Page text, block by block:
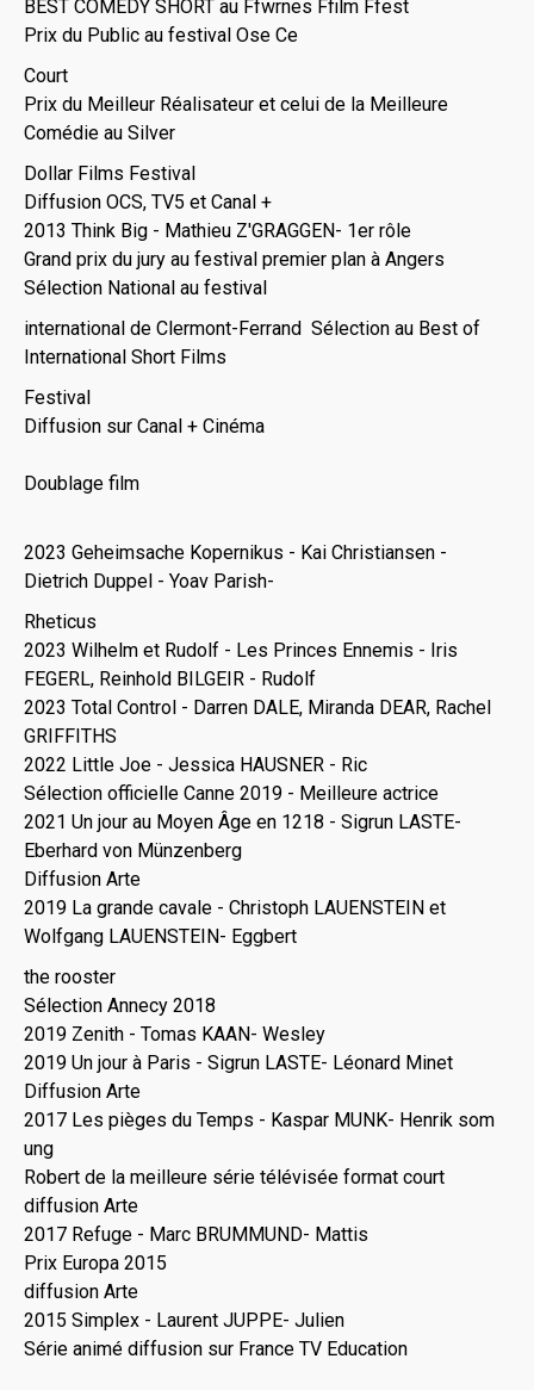
BEST COMEDY SHORT au Ffwrnes Ffilm Ffest
Prix du Public au festival Ose Ce
Court
Prix du Meilleur Réalisateur et celui de la Meilleure
Comédie au Silver
Dollar Films Festival
Diffusion OCS, TV5 et Canal +
2013 Think Big - Mathieu Z'GRAGGEN- 1er rôle
Grand prix du jury au festival premier plan à Angers
Sélection National au festival
international de Clermont-Ferrand Sélection au Best of
International Short Films
Festival
Diffusion sur Canal + Cinéma
Doublage film
2023 Geheimsache Kopernikus - Kai Christiansen -
Dietrich Duppel - Yoav Parish-
Rheticus
2023 Wilhelm et Rudolf - Les Princes Ennemis - Iris
FEGERL, Reinhold BILGEIR - Rudolf
2023 Total Control - Darren DALE, Miranda DEAR, Rachel
GRIFFITHS
2022 Little Joe - Jessica HAUSNER - Ric
Sélection officielle Canne 2019 - Meilleure actrice
2021 Un jour au Moyen Âge en 1218 - Sigrun LASTE-
Eberhard von Münzenberg
Diffusion Arte
2019 La grande cavale - Christoph LAUENSTEIN et
Wolfgang LAUENSTEIN- Eggbert
the rooster
Sélection Annecy 2018
2019 Zenith - Tomas KAAN- Wesley
2019 Un jour à Paris - Sigrun LASTE- Léonard Minet
Diffusion Arte
2017 Les pièges du Temps - Kaspar MUNK- Henrik som
ung
Robert de la meilleure série télévisée format court
diffusion Arte
2017 Refuge - Marc BRUMMUND- Mattis
Prix Europa 2015
diffusion Arte
2015 Simplex - Laurent JUPPE- Julien
Série animé diffusion sur France TV Education